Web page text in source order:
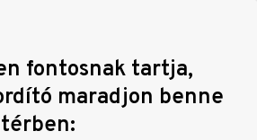
fontosnak tartja,
maradjon benne